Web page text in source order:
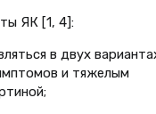
ЯК [1, 4]:
в двух
и тяжелым